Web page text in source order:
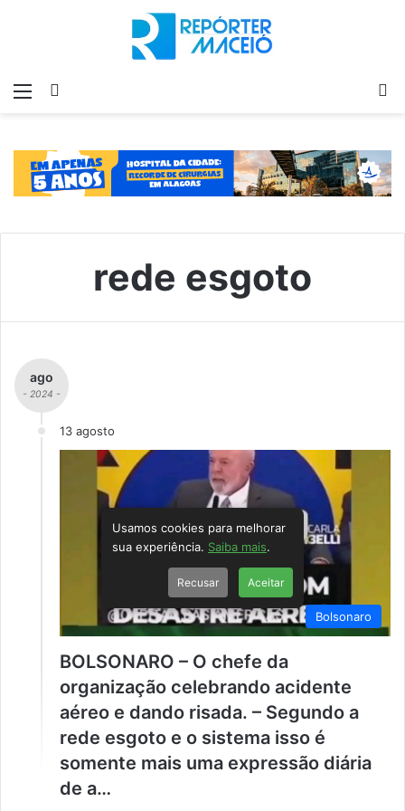
Menu
rede esgoto
ago
- 2024 -
13 agosto
Bolsonaro
BOLSONARO – O chefe da
organização celebrando acidente
aéreo e dando risada. – Segundo a
rede esgoto e o sistema isso é
somente mais uma expressão diária
de a…
Usamos cookies para melhorar
sua experiência. Saiba mais.
Recusar Aceitar